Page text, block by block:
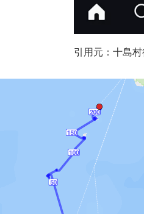
引用元：十島